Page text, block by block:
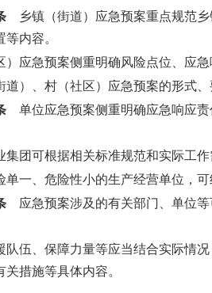
乡镇（街道）应急预案重点规范乡
等内容。
）应急预案侧重明确风险点位、应
道）、村（社区）应急预案的形式
单位应急预案侧重明确应急响应责
集团可根据相关标准规范和实际工
单一、危险性小的生产经营单位，
应急预案涉及的有关部门、单位等
队伍、保障力量等应当结合实际情
措施等具体内容。